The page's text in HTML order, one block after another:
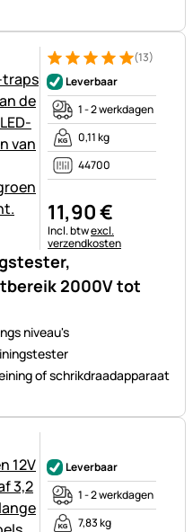
2000V tot
niveau's
of schrikdraadapparaat
Beoordeling: 5 van 5 (13
13 Bewertungen (13)
Leverbaar
1 - 2 werkdagen
0,11 kg
44700
11,90€
Belastinginformatie:
Incl. btwexcl.
verzendkosten
Leverbaar
1 - 2 werkdagen
7,83 kg